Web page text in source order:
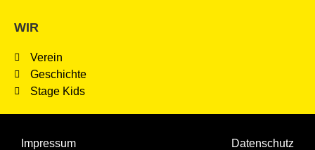
WIR
Verein
Geschichte
Stage Kids
Impressum
Datenschutz